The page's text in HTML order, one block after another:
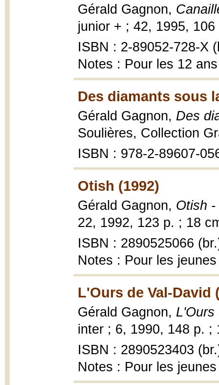
Gérald Gagnon,
junior + ; 42, 1995,
ISBN : 2-89052-728-X
Notes : Pour les 12
Des diamants sous
Gérald Gagnon, Des
Soulières, Collection
ISBN : 978-2-89607-
Otish (1992)
Gérald Gagnon, Otish -
22, 1992, 123 p. ; 18
ISBN : 2890525066
Notes : Pour les jeunes
L'Ours de Val-David
Gérald Gagnon, L'Ours
inter ; 6, 1990, 148 p. ;
ISBN : 2890523403
Notes : Pour les jeunes